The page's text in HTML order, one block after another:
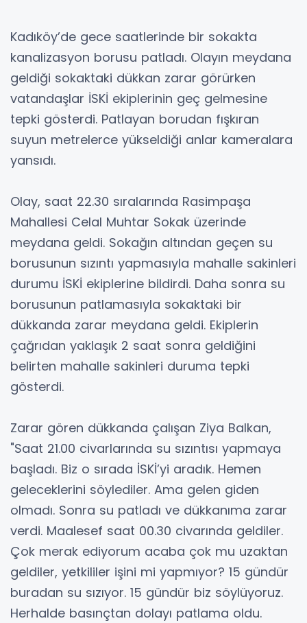
Kadıköy’de gece saatlerinde bir sokakta
kanalizasyon borusu patladı. Olayın meydana
geldiği sokaktaki dükkan zarar görürken
vatandaşlar İSKİ ekiplerinin geç gelmesine
tepki gösterdi. Patlayan borudan fışkıran
suyun metrelerce yükseldiği anlar kameralara
yansıdı.
Olay, saat 22.30 sıralarında Rasimpaşa
Mahallesi Celal Muhtar Sokak üzerinde
meydana geldi. Sokağın altından geçen su
borusunun sızıntı yapmasıyla mahalle sakinleri
durumu İSKİ ekiplerine bildirdi. Daha sonra su
borusunun patlamasıyla sokaktaki bir
dükkanda zarar meydana geldi. Ekiplerin
çağrıdan yaklaşık 2 saat sonra geldiğini
belirten mahalle sakinleri duruma tepki
gösterdi.
Zarar gören dükkanda çalışan Ziya Balkan,
"Saat 21.00 civarlarında su sızıntısı yapmaya
başladı. Biz o sırada İSKİ’yi aradık. Hemen
geleceklerini söylediler. Ama gelen giden
olmadı. Sonra su patladı ve dükkanıma zarar
verdi. Maalesef saat 00.30 civarında geldiler.
Çok merak ediyorum acaba çok mu uzaktan
geldiler, yetkililer işini mi yapmıyor? 15 gündür
buradan su sızıyor. 15 gündür biz söylüyoruz.
Herhalde basınçtan dolayı patlama oldu.